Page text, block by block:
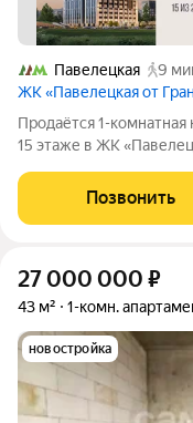
Павелецкая
9
ЖК «Павелецкая от
Продаётся 1-
15 этаже в ЖК
односторонняя, окна во
бизнес-класса в
Позвонить
27 000 000 ₽
43 м² 1-комн.
новостройка